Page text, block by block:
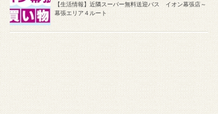
【生活情報】近隣スーパー無料送迎バス イオン幕張店～
幕張エリア４ルート